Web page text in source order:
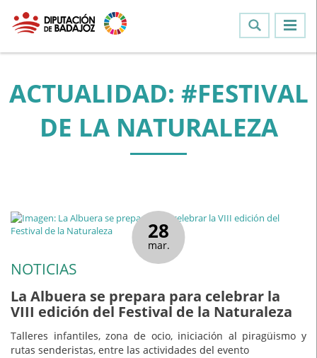
ACTUALIDAD: #FESTIVAL
DE LA NATURALEZA
28
mar.
NOTICIAS
La Albuera se prepara para celebrar la
VIII edición del Festival de la Naturaleza
Talleres infantiles, zona de ocio, iniciación al piragüismo y
rutas senderistas, entre las actividades del evento